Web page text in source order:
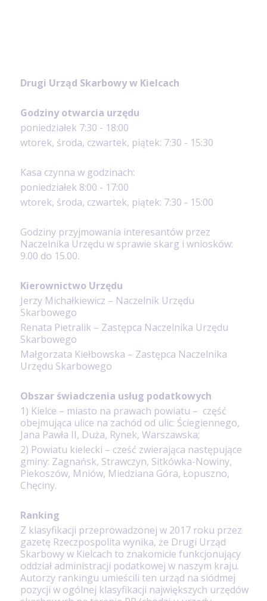
Drugi Urząd Skarbowy w Kielcach
Godziny otwarcia urzędu
poniedziałek 7:30 - 18:00
wtorek, środa, czwartek, piątek: 7:30 - 15:30
Kasa czynna w godzinach:
poniedziałek 8:00 - 17:00
wtorek, środa, czwartek, piątek: 7:30 - 15:00
Godziny przyjmowania interesantów przez
Naczelnika Urzędu w sprawie skarg i wniosków:
9.00 do 15.00.
Kierownictwo Urzędu
Jerzy Michałkiewicz – Naczelnik Urzędu
Skarbowego
Renata Pietralik – Zastępca Naczelnika Urzędu
Skarbowego
Małgorzata Kiełbowska – Zastępca Naczelnika
Urzędu Skarbowego
Obszar świadczenia usług podatkowych
1) Kielce – miasto na prawach powiatu – część
obejmująca ulice na zachód od ulic: Ściegiennego,
Jana Pawła II, Duża, Rynek, Warszawska;
2) Powiatu kielecki – cześć zwierająca następujące
gminy: Zagnańsk, Strawczyn, Sitkówka-Nowiny,
Piekoszów, Mniów, Miedziana Góra, Łopuszno,
Chęciny.
Ranking
Z klasyfikacji przeprowadzonej w 2017 roku przez
gazetę Rzeczpospolita wynika, że Drugi Urząd
Skarbowy w Kielcach to znakomicie funkcjonujący
oddział administracji podatkowej w naszym kraju.
Autorzy rankingu umieścili ten urząd na siódmej
pozycji w ogólnej klasyfikacji największych urzędów